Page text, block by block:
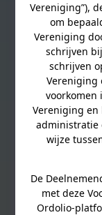
Vereniging”),
om
Vereniging
schrijven
schrijven
Vereniging
voorkomen
Vereniging en
administratie
wijze
De
met deze
Ordolio-